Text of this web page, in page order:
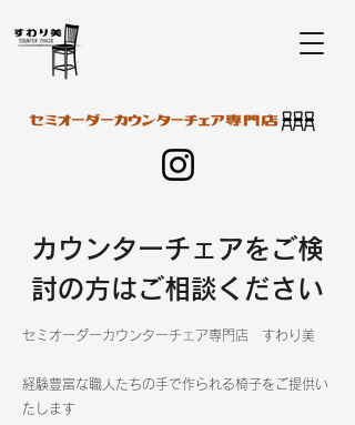
カウンターチェアをご検
討の方はご相談ください
セミオーダーカウンターチェア専門店 すわり美
​経験豊富な職人たちの手で作られる椅子をご提供い
たします